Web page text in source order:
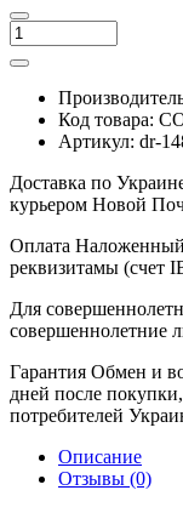
Код товара:
Артикул: dr-
Доставка по
курьером Новой
Оплата Наложенный
реквизитамы (счет
Для
совершеннолетние
Гарантия Обмен и
дней после
потребителей
Описание
Отзывы (0)